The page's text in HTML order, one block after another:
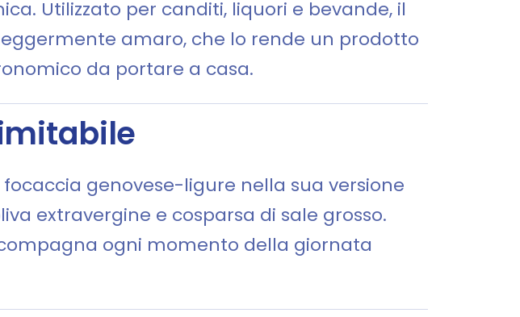
Utilizzato per canditi, liquori e bevande, il
amaro, che lo rende un prodotto
da portare a casa.
genovese-ligure nella sua versione
extravergine e cosparsa di sale grosso.
ogni momento della giornata